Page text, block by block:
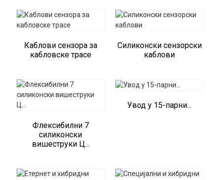
Каблови сензора за
кабловске трасе
Силиконски сензорски
каблови
Флексибилни 7
силиконски
вишеструки Ц...
Увод у 15-парни...